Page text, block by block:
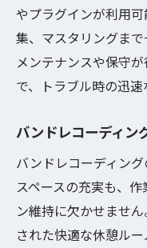
やプラグインが利用
集、マスタリングま
メンテナンスや保守
で、トラブル時の迅速
バンドレコーディン
バンドレコーディン
スペースの充実も、
ン維持に欠かせませ
された快適な休憩ル